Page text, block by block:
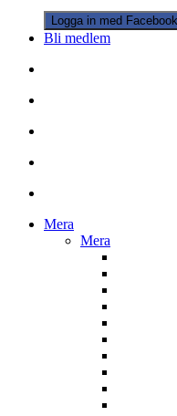
Logga in med Facebook
Bli medlem
Mera
Mera